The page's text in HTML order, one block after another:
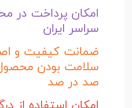
امکان پرداخت در
سراسر ایران
ضمانت کیفیت و
سلامت بودن
صد در صد